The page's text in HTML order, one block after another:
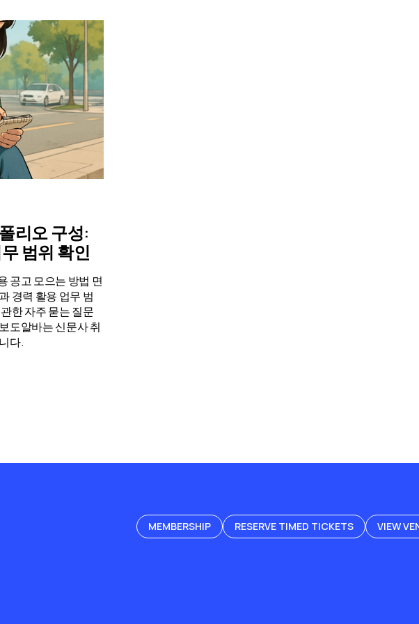
리오 구성:
범위 확인
공고 모으는 방법 면
경력 활용 업무 범
한 자주 묻는 질문
도알바는 신문사 취
다.
MEMBERSHIP RESERVE TIMED TICKETS VIEW